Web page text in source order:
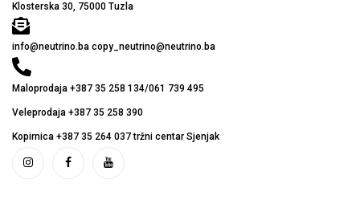
Klosterska 30, 75000 Tuzla
info@neutrino.ba copy_neutrino@neutrino.ba
Maloprodaja +387 35 258 134/061 739 495
Veleprodaja +387 35 258 390
Kopirnica +387 35 264 037 tržni centar Sjenjak